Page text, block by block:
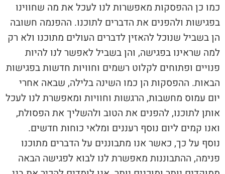
כמו כן ההפסקות מאפשרות לנו לעכל את מה שחווינו
בפגישות ולהפנים את הדברים לתוכנו. ההפנמה חשובה
הן בשביל שנוכל להאזין לדברים העולים מתוכנו ולא רק
למה שראינו בפגישה, והן בשביל לאפשר לנו להיות
פנויים ופתוחים לקלוט רשמים וחוויות חדשות בפגישות
הבאות. ההפסקות הן כמו השינה בלילה, שבאה אחרי
יום עמוס מחשבות, הרגשות וחוויות ומאפשרת לנו לעכל
אותן לתוכנו, להפנים את הטוב ולהשליך את הפסולת,
ואנו קמים ליום נוסף רעננים ומלאי כוחות חדשים.
נוסף על כך, כאשר אנו מתבוננים על הדברים מתוכנו
פנימה, ההתבוננות מאפשרת לנו לבוא לפגישה הבאה